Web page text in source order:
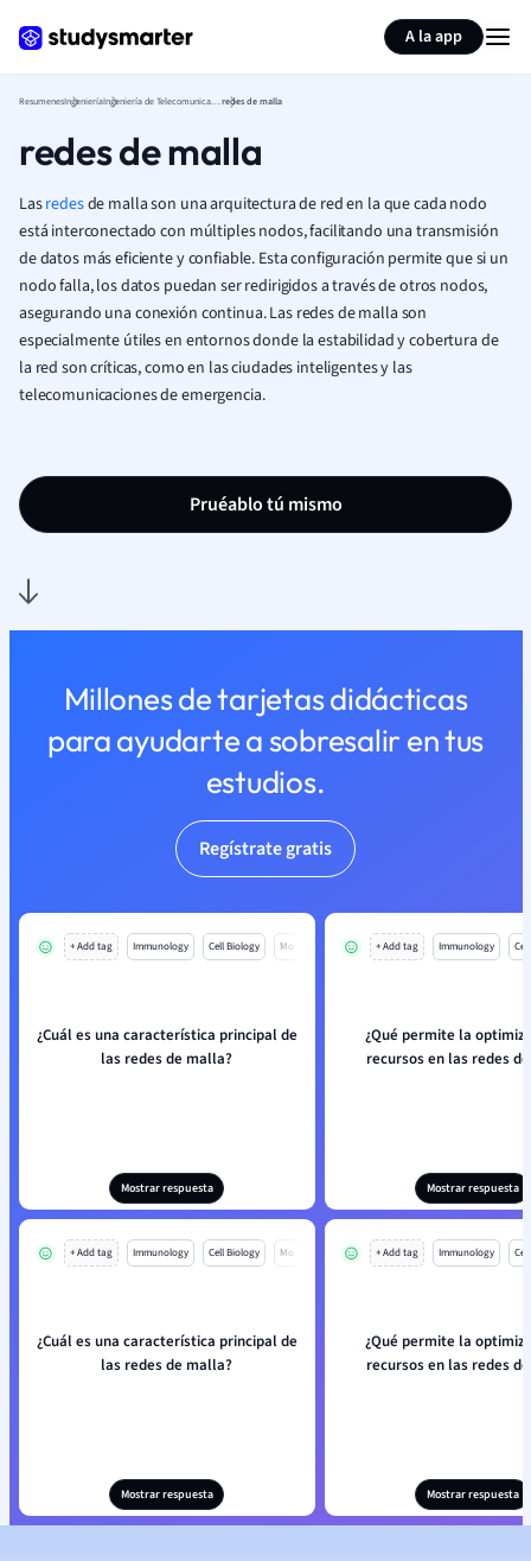
A la app
ResumenesIngeniería Ingeniería de Telecomunicaciones (Ingeniería)redes de malla
redes de malla
Lasredesde malla son una arquitectura de red en la que cada nodo
está interconectado con múltiples nodos, facilitando una transmisión
de datos más eficiente y confiable. Esta configuración permite que si un
nodo falla, los datos puedan ser redirigidos a través de otros nodos,
asegurando una conexión continua. Las redes de malla son
especialmente útiles en entornos donde la estabilidad y cobertura de
la red son críticas, como en las ciudades inteligentes y las
telecomunicaciones de emergencia.
Pruéablo tú mismo
Millones de tarjetas didácticas
para ayudarte a sobresalir en tus
estudios.
Regístrate gratis
+ Add tag Immunology Cell Biology Mo
¿Cuál es una característica principal de
las redes de malla?
Mostrar respuesta
+ Add tag Immunology
¿Qué permite la
recursos en las redes
Mostrar respuesta
+ Add tag Immunology Cell Biology Mo
¿Cuál es una característica principal de
las redes de malla?
Mostrar respuesta
+ Add tag Immunology
¿Qué permite la
recursos en las redes
Mostrar respuesta
Resumir página